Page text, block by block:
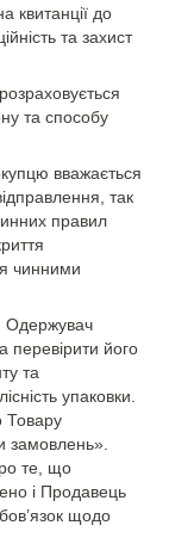
квитанції до
та захист
та способу
вважається
так
правил
чинними
Одержувач
перевірити його
та
упаковки.
Товару
замовлень».
те, що
і Продавець
щодо